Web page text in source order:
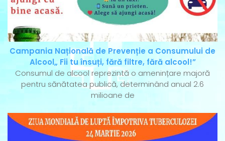
Campania Națională de Prevenție a Consumului de
Alcool„ Fii tu însuți, fără filtre, fără alcool!”
Consumul de alcool reprezintă o amenințare majoră
pentru sănătatea publică, determinând anual 2.6
milioane de